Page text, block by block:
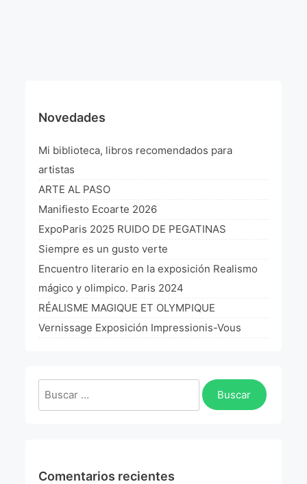
Exposición París 2021 “Traverser ton miroir” «A
través de tu espejo»
La Formule de l’art París 2020
L’art Colombien à Paris 2019
L’art Latino-américain à Paris 2019
Reflecting Source. NY 2019
«Sincronías con sentido» Bogotá Colombia 2019
Commissaire D’exposition
Novedades
Mi biblioteca, libros recomendados para
artistas
ARTE AL PASO
Manifiesto Ecoarte 2026
ExpoParis 2025 RUIDO DE PEGATINAS
Siempre es un gusto verte
Encuentro literario en la exposición Realismo
mágico y olimpico. Paris 2024
RÉALISME MAGIQUE ET OLYMPIQUE
Vernissage Exposición Impressionis-Vous
Buscar:
Comentarios recientes